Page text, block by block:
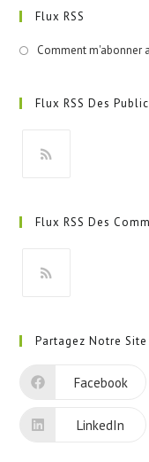
Flux RSS
Comment m'abonner
Flux RSS Des
un
onglet
Flux RSS Des
un
nouvel
Partagez Notre Site
Facebook
LinkedIn